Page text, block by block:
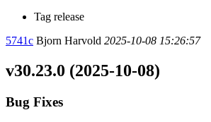
Tag release
5741c Bjorn Harvold 2025-10-08 15:26:57
v30.23.0 (2025-10-08)
Bug Fixes